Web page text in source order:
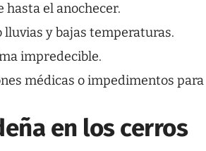
el anochecer.
y bajas temperaturas.
impredecible.
médicas o impedimentos para
en los cerros